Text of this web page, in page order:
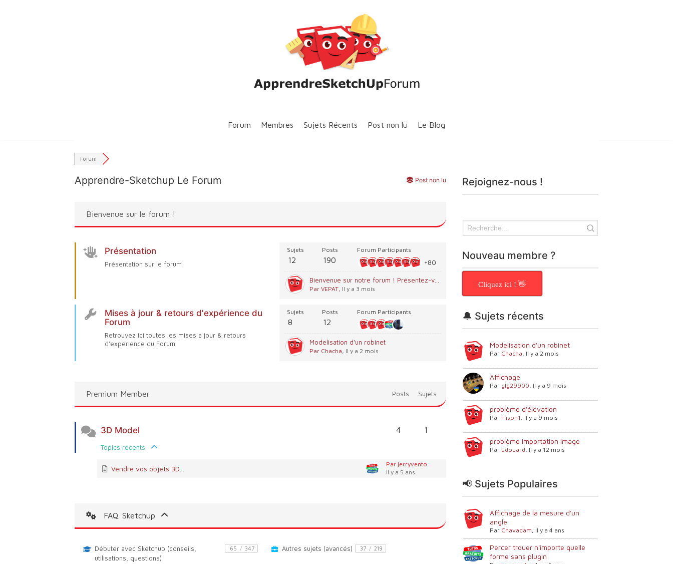
Forum Membres Sujets Récents Post non lu Le Blog
Forum
Apprendre-Sketchup Le Forum Post non lu
Bienvenue sur le forum !
Présentation
Présentation sur le forum
Sujets
12
Posts
190
Forum Participants
+80
Bienvenue sur notre forum ! Présentez-vous 😀
Par VEPAT, Il y a 3 mois
Mises à jour & retours d'expérience du
Forum
Retrouvez ici toutes les mises à jour & retours
d'expérience du Forum
Sujets
8
Posts
12
Forum Participants
Modelisation d'un robinet
Par Chacha, Il y a 2 mois
Premium Member Posts Sujets
3D Model
Topics récents
4 1
Vendre vos objets 3D...
Par jerryvento
Il y a 5 ans
FAQ. Sketchup
Débuter avec Sketchup (conseils,
utilisations, questions)
65 / 347 Autres sujets (avancés) 37 / 219
Rejoignez-nous !
Nouveau membre ?
Cliquez ici ! 👋
🔔 Sujets récents
Modelisation d'un robinet
Par Chacha, Il y a 2 mois
Affichage
Par glg29900, Il y a 9 mois
problème d'élévation
Par frison1 , Il y a 9 mois
problème importation image
Par Edouard, Il y a 12 mois
📢 Sujets Populaires
Affichage de la mesure d'un
angle
Par Chavadam, Il y a 4 ans
Percer trouer n'importe quelle
forme sans plugin